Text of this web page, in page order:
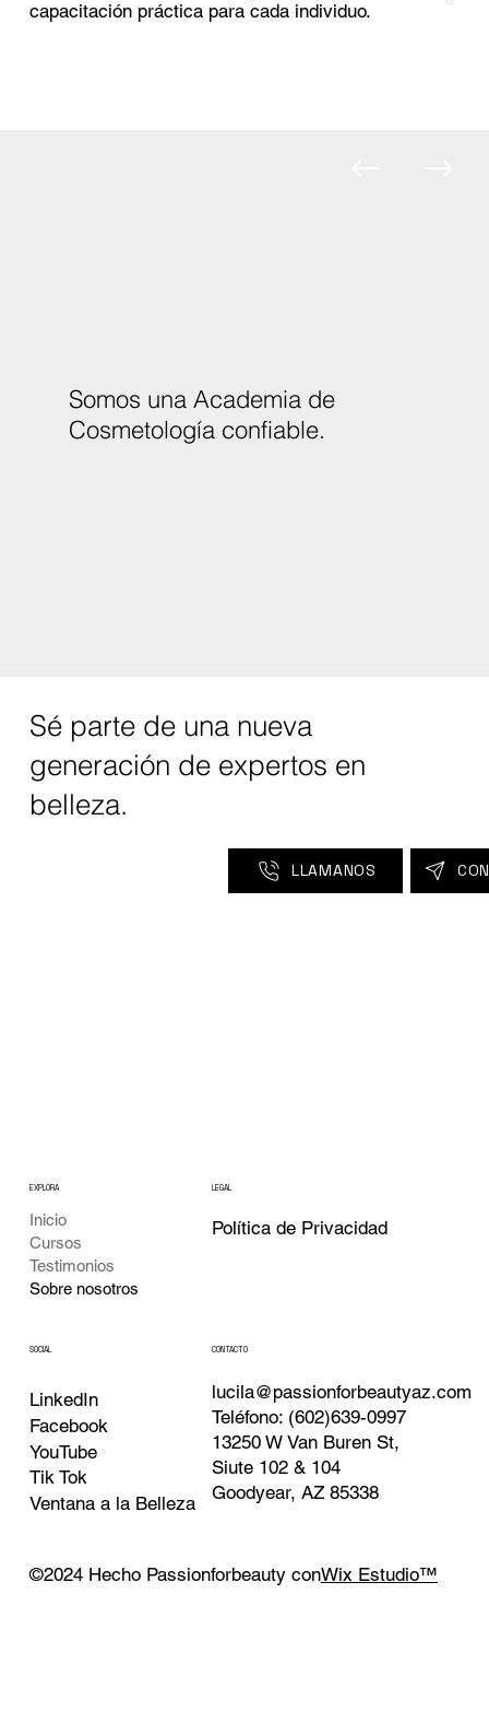
capacitación práctica para cada individuo.
Somos una Academia de
Cosmetología confiable.
Sé parte de una nueva
generación de expertos en
belleza.
LLAMANOS
Inicio
Cursos
Testimonios
Sobre nosotros
EXPLORA LEGAL
Política de Privacidad
SOCIAL
LinkedIn
Facebook
YouTube
Tik Tok
Ventana a la Belleza
CONTACTO
lucila@passionforbeautyaz.com
Teléfono: (602)639-0997
13250 W Van Buren St,
Siute 102 & 104
Goodyear, AZ 85338
©2024 Hecho Passionforbeauty conWix Estudio™